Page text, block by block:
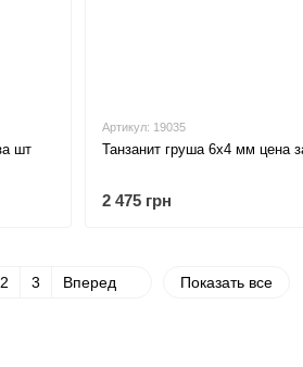
шт
Артикул: 19035
Танзанит груша 6х4 мм цена
2 475 грн
2 3 Вперед Показать все